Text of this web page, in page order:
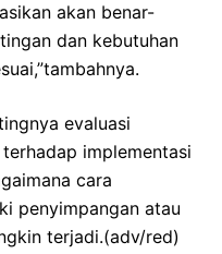
akan benar-
dan kebutuhan
evaluasi
implementasi
cara
penyimpangan atau
terjadi.(adv/red)